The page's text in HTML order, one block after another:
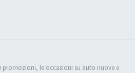
promozioni, le occasioni su auto nuove e